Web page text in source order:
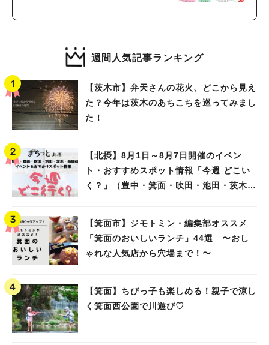
（教えたい／教えて）
週間人気記事ランキング
【茨木市】弁天さんの花火、どこから見え
た？今年は茨木のあちこちを巡ってみまし
た！
【北摂】8月1日～8月7日開催のイベン
ト・おすすめスポット情報「今週 どこい
く？」（豊中・箕面・吹田・池田・茨木・
【箕面市】ジモトミン・編集部オススメ
「箕面のおいしいランチ」44選 〜おし
ゃれな人気店から穴場まで！〜
【箕面】ちびっ子も楽しめる！親子で涼し
く箕面西公園で川遊び♡